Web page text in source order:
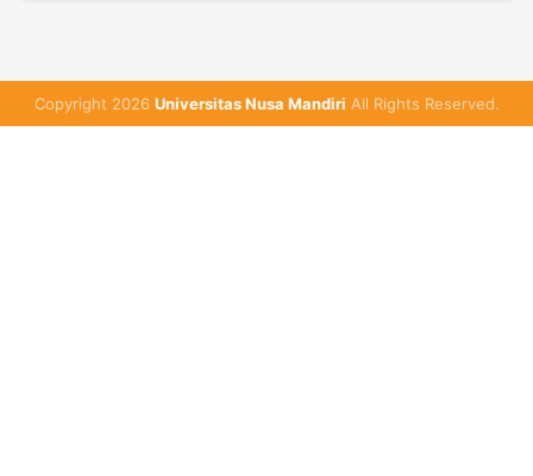
Copyright 2026 Universitas Nusa Mandiri All Rights Reserved.